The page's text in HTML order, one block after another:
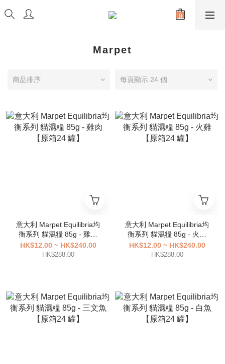
Marpet
商品排序 每頁顯示 24 個
意大利 Marpet Equilibria均
衡系列 貓濕糧 85g - 雞肉
【原箱24 罐】
HK$12.00 ~ HK$240.00
HK$288.00
意大利 Marpet Equilibria均
衡系列 貓濕糧 85g - 火雞
【原箱24 罐】
HK$12.00 ~ HK$240.00
HK$288.00